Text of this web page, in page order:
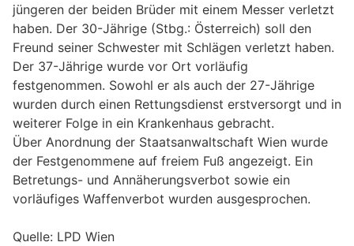
jüngeren der beiden Brüder mit einem Messer verletzt
haben. Der 30-Jährige (Stbg.: Österreich) soll den
Freund seiner Schwester mit Schlägen verletzt haben.
Der 37-Jährige wurde vor Ort vorläufig
festgenommen. Sowohl er als auch der 27-Jährige
wurden durch einen Rettungsdienst erstversorgt und in
weiterer Folge in ein Krankenhaus gebracht.
Über Anordnung der Staatsanwaltschaft Wien wurde
der Festgenommene auf freiem Fuß angezeigt. Ein
Betretungs- und Annäherungsverbot sowie ein
vorläufiges Waffenverbot wurden ausgesprochen.
Quelle: LPD Wien